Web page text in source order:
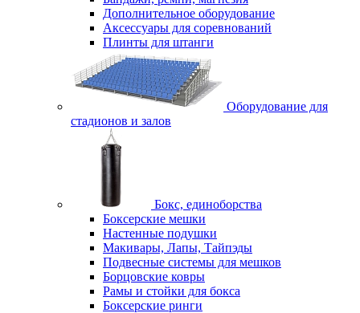
Дополнительное оборудование
Аксессуары для соревнований
Плинты для штанги
Оборудование для
стадионов и залов
Бокс, единоборства
Боксерские мешки
Настенные подушки
Макивары, Лапы, Тайпэды
Подвесные системы для мешков
Борцовские ковры
Рамы и стойки для бокса
Боксерские ринги